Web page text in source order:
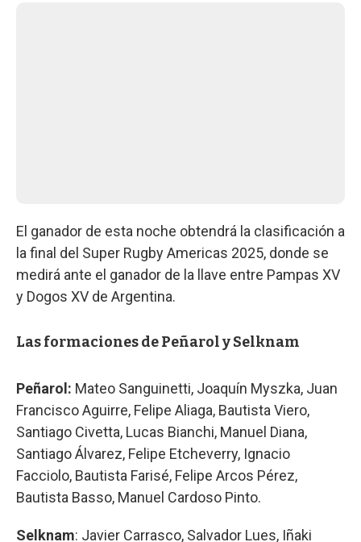
El ganador de esta noche obtendrá la clasificación a
la final del Super Rugby Americas 2025, donde se
medirá ante el ganador de la llave entre Pampas XV
y Dogos XV de Argentina.
Las formaciones de Peñarol y Selknam
Peñarol: Mateo Sanguinetti, Joaquín Myszka, Juan
Francisco Aguirre, Felipe Aliaga, Bautista Viero,
Santiago Civetta, Lucas Bianchi, Manuel Diana,
Santiago Álvarez, Felipe Etcheverry, Ignacio
Facciolo, Bautista Farisé, Felipe Arcos Pérez,
Bautista Basso, Manuel Cardoso Pinto.
Selknam: Javier Carrasco, Salvador Lues, Iñaki